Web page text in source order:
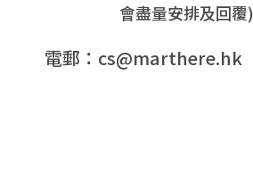
會盡量安排及回覆)
電郵：cs@marthere.hk